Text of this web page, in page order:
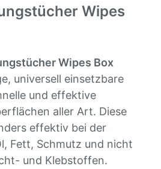
Wipes
Wipes Box
universell einsetzbare
und effektive
aller Art. Diese
effektiv bei der
Fett, Schmutz und nicht
und Klebstoffen.